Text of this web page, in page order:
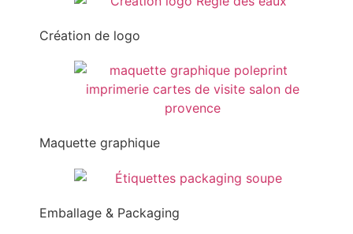
Création de logo
Maquette graphique
Emballage & Packaging